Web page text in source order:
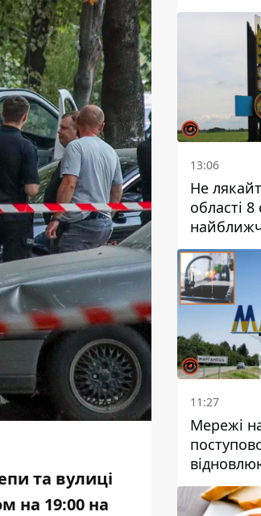
та вулиці
на 19:00 на
13:06
Не
області
11:27
Мережі